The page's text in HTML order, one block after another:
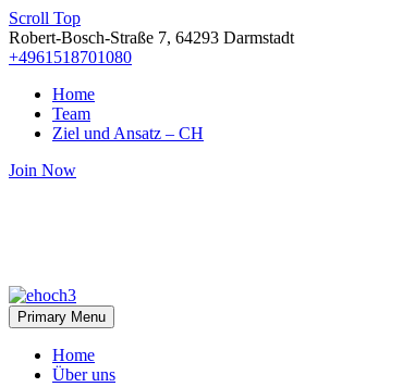
Scroll Top
Robert-Bosch-Straße 7, 64293 Darmstadt
+4961518701080
Home
Team
Ziel und Ansatz – CH
Join Now
Primary Menu
Home
Über uns